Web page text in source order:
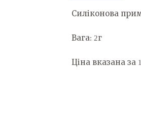
Силіконова
Вага: 2г
Ціна вказана за